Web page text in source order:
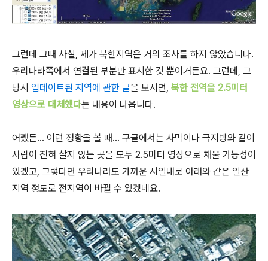
그런데 그때 사실, 제가 북한지역은 거의 조사를 하지 않았습니다.
우리나라쪽에서 연결된 부분만 표시한 것 뿐이거든요. 그런데, 그
당시 업데이트된 지역에 관한 글을 보시면, 북한 전역을 2.5미터
영상으로 대체했다는 내용이 나옵니다.
어쨌든... 이런 정황을 볼 때... 구글에서는 사막이나 극지방와 같이
사람이 전혀 살지 않는 곳을 모두 2.5미터 영상으로 채울 가능성이
있겠고, 그렇다면 우리나라도 가까운 시일내로 아래와 같은 일산
지역 정도로 전지역이 바뀔 수 있겠네요.